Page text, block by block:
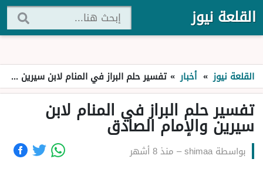
القلعة نيوز
القلعة نيوز » أخبار » تفسير حلم البراز في المنام لابن سيرين والإمام الصادق
تفسير حلم البراز في المنام لابن
سيرين والإمام الصادق
بواسطةshimaa
– منذ 8 أشهر